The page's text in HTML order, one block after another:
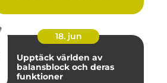
18. jun
Upptäck världen av
balansblock och deras
funktioner